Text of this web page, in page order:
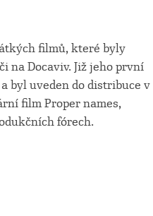
filmů, které byly
na Docaviv. Již jeho první
byl uveden do distribuce v
film Proper names,
fórech.